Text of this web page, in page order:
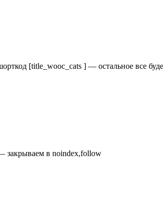
[title_wooc_cats ] — остальное все
закрываем в noindex,follow